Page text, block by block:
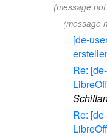
(message
(message
[de-
Re:
Re: